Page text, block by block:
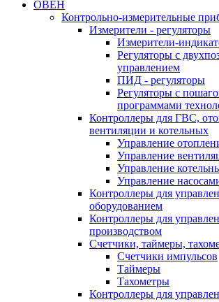
ОВЕН
Контрольно-измерительные
Измерители - регуляторы
Измерители-
Регуляторы с
управлением
ПИД - регуляторы
Регуляторы с
программами
Контроллеры для ГВС,
вентиляции и котельных
Управление
Управление
Управление
Управление
Контроллеры для
оборудованием
Контроллеры для
производством
Счетчики, таймеры,
Счетчики импульсов
Таймеры
Тахометры
Контроллеры для